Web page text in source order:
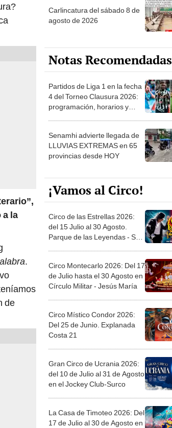
a la
.
de
Carlincatura del sábado 8 de
agosto de 2026
Notas Recomendadas
Partidos de Liga 1 en la fecha
4 del Torneo Clausura 2026:
programación, horarios y
Senamhi advierte llegada de
LLUVIAS EXTREMAS en 65
provincias desde HOY
¡Vamos al Circo!
Circo de las Estrellas 2026:
del 15 Julio al 30 Agosto.
Parque de las Leyendas - San
Circo Montecarlo 2026: Del 17
de Julio hasta el 30 Agosto en
Círculo Militar - Jesús María
Circo Místico Condor 2026:
Del 25 de Junio. Explanada
Costa 21
Gran Circo de Ucrania 2026:
del 10 de Julio al 31 de Agosto
en el Jockey Club-Surco
La Casa de Timoteo 2026: Del
17 de Julio al 30 de Agosto en